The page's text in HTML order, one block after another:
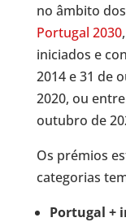
no âmbito
Portugal 2030
iniciados e
2014 e 31 de
2020, ou
outubro de
Os prémios
categorias
Portugal +